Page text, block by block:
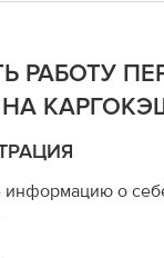
РАБОТУ
НА
информацию о